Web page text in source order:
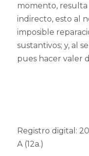
momento,
indirecto, esto al
imposible
sustantivos; y, al
pues hacer valer
Registro digital:
A (12a.)